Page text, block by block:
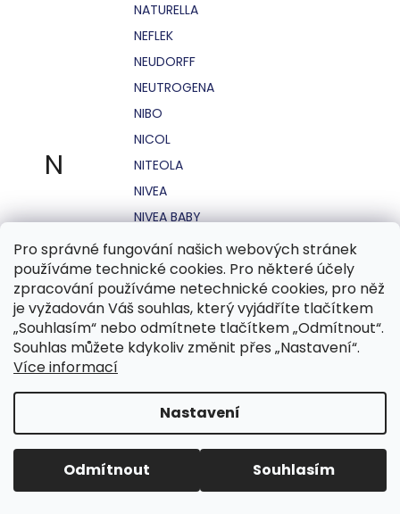
Pro správné fungování našich webových stránek
používáme technické cookies. Pro některé účely
zpracování používáme netechnické cookies, pro něž
je vyžadován Váš souhlas, který vyjádříte tlačítkem
„Souhlasím“ nebo odmítnete tlačítkem „Odmítnout“.
Souhlas můžete kdykoliv změnit přes „Nastavení“.
Více informací
Nastavení
Odmítnout Souhlasím
N
NATURELLA
NEFLEK
NEUDORFF
NEUTROGENA
NIBO
NICOL
NITEOLA
NIVEA
NIVEA BABY
NIVEA MEN
NIVEA SUN
NO STRESS
NOHEL GARDEN
NORDICS
NUK
O.B.
OASIS